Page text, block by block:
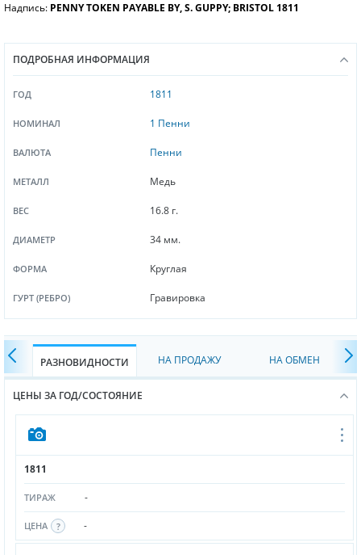
Надпись: PENNY TOKEN PAYABLE BY, S. GUPPY; BRISTOL 1811
ПОДРОБНАЯ ИНФОРМАЦИЯ
ГОД 1811
НОМИНАЛ 1 Пенни
ВАЛЮТА Пенни
МЕТАЛЛ Медь
ВЕС 16.8 г.
ДИАМЕТР 34 мм.
ФОРМА Круглая
ГУРТ (РЕБРО) Гравировка
РАЗНОВИДНОСТИ НА ПРОДАЖУ НА ОБМЕН
ЦЕНЫ ЗА ГОД/СОСТОЯНИЕ
1811
ТИРАЖ -
ЦЕНА -